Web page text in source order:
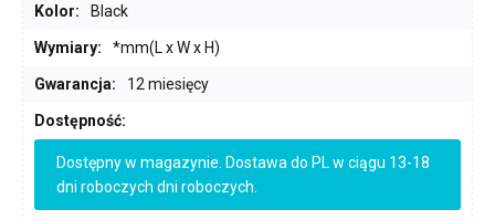
Kolor: Black
Wymiary: *mm(L x W x H)
Gwarancja: 12 miesięcy
Dostępność:
Dostępny w magazynie. Dostawa do PL w ciągu 13-18
dni roboczych dni roboczych.